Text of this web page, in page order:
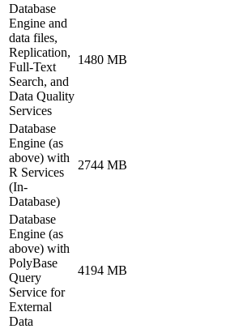
Database
Engine and
data files,
Replication,
Full-Text
Search, and
Data Quality
Services
1480 MB
Database
Engine (as
above) with
R Services
(In-
Database)
2744 MB
Database
Engine (as
above) with
PolyBase
Query
Service for
External
Data
4194 MB